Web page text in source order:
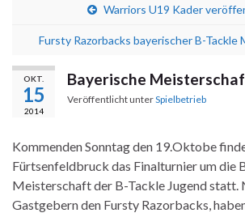
Warriors U19 Kader
Fursty Razorbacks bayerischer B-Tackle
OKT.
15
2014
Bayerische
Veröffentlicht unterSpielbetrieb
Kommenden Sonntag den 19.Oktobe
Fürtsenfeldbruck das Finalturnier um die
Meisterschaft der B-Tackle Jugend statt.
Gastgebern den Fursty Razorbacks,